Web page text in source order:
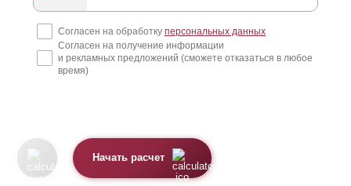
Согласен на обработку персональных данных
Согласен на получение информации
и рекламных предложений (сможете отказаться в любое
время)
Начать расчет